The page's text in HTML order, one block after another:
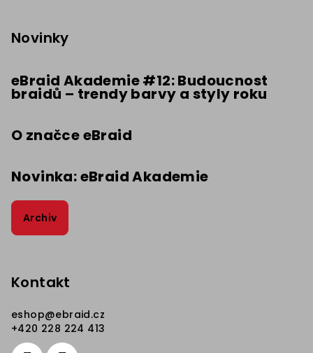
Novinky
eBraid Akademie #12: Budoucnost
braidů – trendy barvy a styly roku
O značce eBraid
Novinka: eBraid Akademie
Archiv
Kontakt
eshop@ebraid.cz
+420 228 224 413